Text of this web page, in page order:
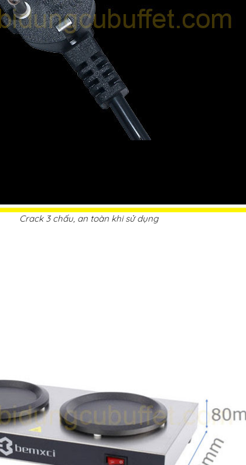
Crack 3 chấu, an toàn khi sử dụng